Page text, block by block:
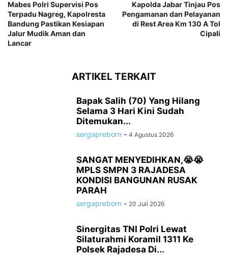
Mabes Polri Supervisi Pos
Terpadu Nagreg, Kapolresta
Bandung Pastikan Kesiapan
Jalur Mudik Aman dan
Lancar
Kapolda Jabar Tinjau Pos
Pengamanan dan Pelayanan
di Rest Area Km 130 A Tol
Cipali
ARTIKEL TERKAIT
Bapak Salih (70) Yang Hilang
Selama 3 Hari Kini Sudah
Ditemukan...
sergapreborn - 4 Agustus 2026
SANGAT MENYEDIHKAN,😭😭
MPLS SMPN 3 RAJADESA
KONDISI BANGUNAN RUSAK
PARAH
sergapreborn - 20 Juli 2026
Sinergitas TNI Polri Lewat
Silaturahmi Koramil 1311 Ke
Polsek Rajadesa Di...